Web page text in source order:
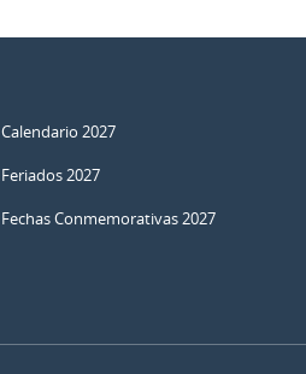
Calendario 2027
Feriados 2027
Fechas Conmemorativas 2027